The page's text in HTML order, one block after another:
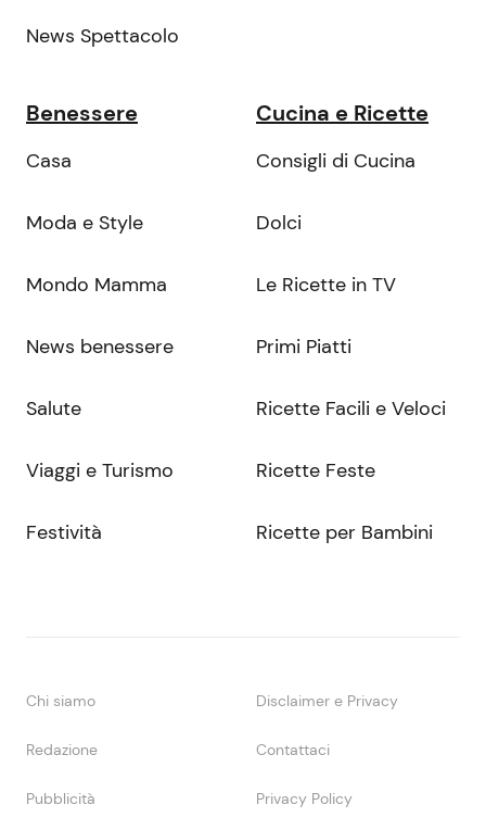
News Spettacolo
Benessere
Casa
Moda e Style
Mondo Mamma
News benessere
Salute
Viaggi e Turismo
Festività
Cucina e Ricette
Consigli di Cucina
Dolci
Le Ricette in TV
Primi Piatti
Ricette Facili e Veloci
Ricette Feste
Ricette per Bambini
Chi siamo Disclaimer e Privacy
Redazione Contattaci
Pubblicità Privacy Policy